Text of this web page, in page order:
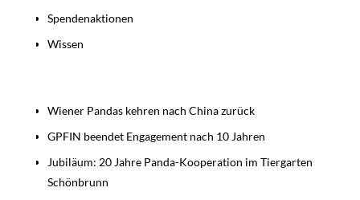
Spendenaktionen
Wissen
Wiener Pandas kehren nach China zurück
GPFIN beendet Engagement nach 10 Jahren
Jubiläum: 20 Jahre Panda-Kooperation im Tiergarten
Schönbrunn